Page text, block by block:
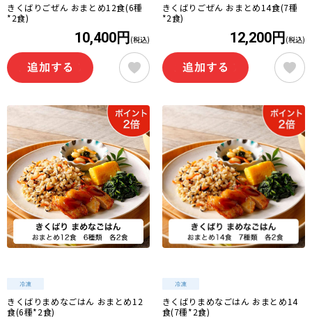
きくばりごぜん おまとめ12食(6種
*2食)
10,400円 (税込)
きくばりごぜん おまとめ14食(7種
*2食)
12,200円 (税込)
きくばりまめなごはん おまとめ12
食(6種*2食)
きくばりまめなごはん おまとめ14
食(7種*2食)